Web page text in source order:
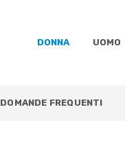
DONNA UOMO
DOMANDE FREQUENTI